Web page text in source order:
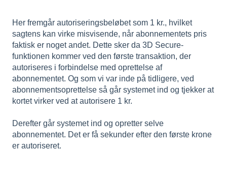
Her fremgår autoriseringsbeløbet som 1 kr., hvilket
sagtens kan virke misvisende, når abonnementets pris
faktisk er noget andet. Dette sker da 3D Secure-
funktionen kommer ved den første transaktion, der
autoriseres i forbindelse med oprettelse af
abonnementet. Og som vi var inde på tidligere, ved
abonnementsoprettelse så går systemet ind og tjekker at
kortet virker ved at autorisere 1 kr.
Derefter går systemet ind og opretter selve
abonnementet. Det er få sekunder efter den første krone
er autoriseret.